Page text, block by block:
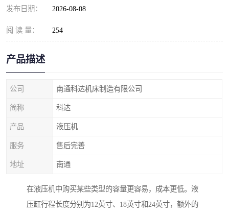
发布日期： 2026-08-08
阅 读 量： 254
产品描述
公司 南通科达机床制造有限公司
简称 科达
产品 液压机
服务 售后完善
地址 南通
在液压机中购买某些类型的容量更容易，成本更低。液
压缸行程长度分别为12英寸、18英寸和24英寸，额外的